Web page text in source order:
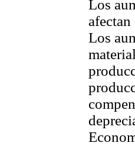
Los
Los